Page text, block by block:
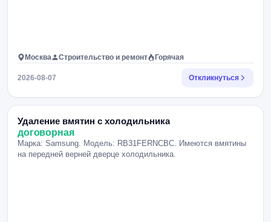
Москва Строительство и ремонт Горячая
2026-08-07 Откликнуться
Удаление вмятин с холодильника
договорная
Марка: Samsung. Модель: RB31FERNCBC. Имеются вмятины
на передней верней дверце холодильника.